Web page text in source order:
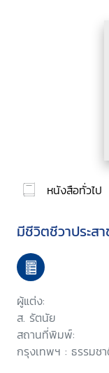
หนังสือทั่วไป
มีชีวิตชีวาประส
ผู้แต่ง:
ส. รัตนัย
สถานที่พิมพ์:
กรุงเทพฯ : ธรรมชา